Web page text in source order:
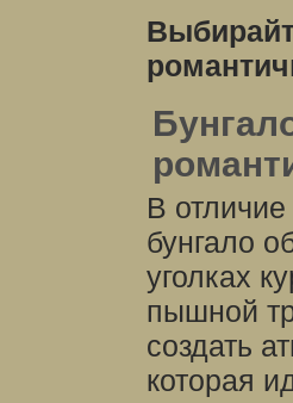
В
бунгало
уголках
пышной
создать
которая